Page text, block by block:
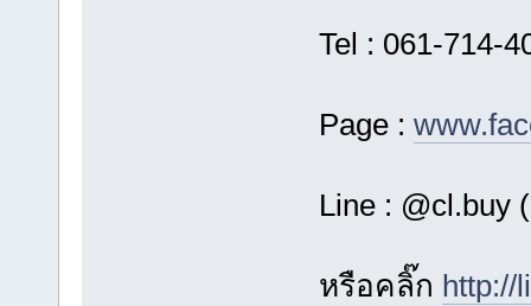
Tel : 061-714-
Page :
Line :
หรือคลิ๊ก http://